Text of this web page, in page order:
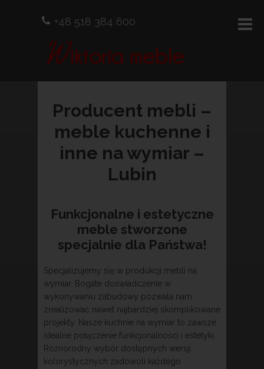
Producent mebli –
meble kuchenne i
inne na wymiar –
Lubin
Funkcjonalne i estetyczne
meble stworzone
specjalnie dla Państwa!
Specjalizujemy się w produkcji mebli na
wymiar. Bogate doświadczenie w
wykonywaniu zabudowy pozwala nam
zrealizować nawet najbardziej skomplikowane
projekty. Nasze kuchnie na wymiar to zawsze
idealne połączenie funkcjonalności i estetyki.
Różnorodny wybór dostępnych wersji
kolorystycznych zadowoli każdego
+48 518 384 600